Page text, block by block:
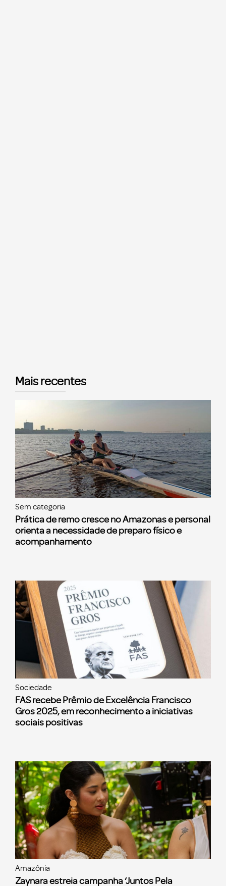
Mais recentes
Sem categoria
Prática de remo cresce no Amazonas e personal
orienta a necessidade de preparo físico e
acompanhamento
Sociedade
FAS recebe Prêmio de Excelência Francisco
Gros 2025, em reconhecimento a iniciativas
sociais positivas
Amazônia
Zaynara estreia campanha ‘Juntos Pela